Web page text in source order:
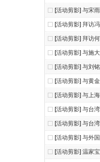
[活动剪影] 与宋
[活动剪影] 拜访
[活动剪影] 拜访
[活动剪影] 与施
[活动剪影] 与刘
[活动剪影] 与黄
[活动剪影] 与上
[活动剪影] 与台
[活动剪影] 与台
[活动剪影] 与外
[活动剪影] 温家